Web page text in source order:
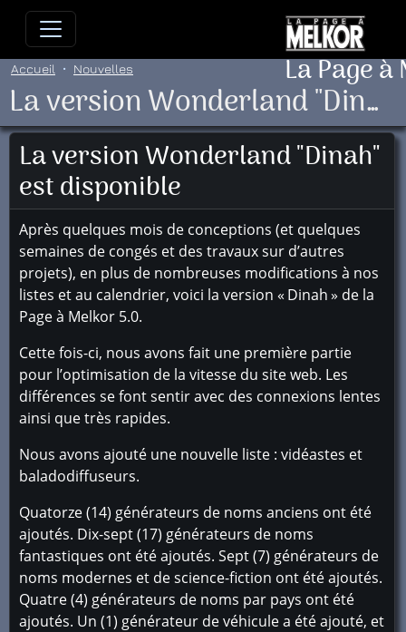
Allez directement au contenu
La Page
Accueil Nouvelles
La version Wonderland "Dinah" est disponible
La version Wonderland "Dinah"
est disponible
Après quelques mois de conceptions (et quelques
semaines de congés et des travaux sur d’autres
projets), en plus de nombreuses modifications à nos
listes et au calendrier, voici la version « Dinah » de la
Page à Melkor 5.0.
Cette fois-ci, nous avons fait une première partie
pour l’optimisation de la vitesse du site web. Les
différences se font sentir avec des connexions lentes
ainsi que très rapides.
Nous avons ajouté une nouvelle liste : vidéastes et
baladodiffuseurs.
Quatorze (14) générateurs de noms anciens ont été
ajoutés. Dix-sept (17) générateurs de noms
fantastiques ont été ajoutés. Sept (7) générateurs de
noms modernes et de science-fiction ont été ajoutés.
Quatre (4) générateurs de noms par pays ont été
ajoutés. Un (1) générateur de véhicule a été ajouté, et